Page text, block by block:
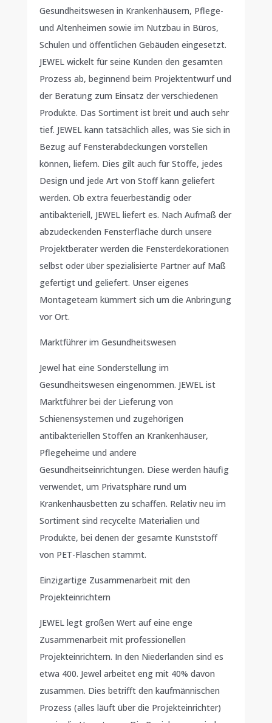
Gesundheitswesen in Krankenhäusern, Pflege-
und Altenheimen sowie im Nutzbau in Büros,
Schulen und öffentlichen Gebäuden eingesetzt.
JEWEL wickelt für seine Kunden den gesamten
Prozess ab, beginnend beim Projektentwurf und
der Beratung zum Einsatz der verschiedenen
Produkte. Das Sortiment ist breit und auch sehr
tief. JEWEL kann tatsächlich alles, was Sie sich in
Bezug auf Fensterabdeckungen vorstellen
können, liefern. Dies gilt auch für Stoffe, jedes
Design und jede Art von Stoff kann geliefert
werden. Ob extra feuerbeständig oder
antibakteriell, JEWEL liefert es. Nach Aufmaß der
abzudeckenden Fensterfläche durch unsere
Projektberater werden die Fensterdekorationen
selbst oder über spezialisierte Partner auf Maß
gefertigt und geliefert. Unser eigenes
Montageteam kümmert sich um die Anbringung
vor Ort.
Marktführer im Gesundheitswesen
Jewel hat eine Sonderstellung im
Gesundheitswesen eingenommen. JEWEL ist
Marktführer bei der Lieferung von
Schienensystemen und zugehörigen
antibakteriellen Stoffen an Krankenhäuser,
Pflegeheime und andere
Gesundheitseinrichtungen. Diese werden häufig
verwendet, um Privatsphäre rund um
Krankenhausbetten zu schaffen. Relativ neu im
Sortiment sind recycelte Materialien und
Produkte, bei denen der gesamte Kunststoff
von PET-Flaschen stammt.
Einzigartige Zusammenarbeit mit den
Projekteinrichtern
JEWEL legt großen Wert auf eine enge
Zusammenarbeit mit professionellen
Projekteinrichtern. In den Niederlanden sind es
etwa 400. Jewel arbeitet eng mit 40% davon
zusammen. Dies betrifft den kaufmännischen
Prozess (alles läuft über die Projekteinrichter)